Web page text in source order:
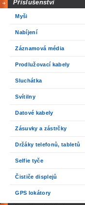
Příslušenství
Myši
Nabíjení
Záznamová média
Prodlužovací kabely
Sluchátka
Svítilny
Datové kabely
Zásuvky a zástrčky
Držáky telefonů, tabletů
Selfie tyče
Čističe displejů
GPS lokátory